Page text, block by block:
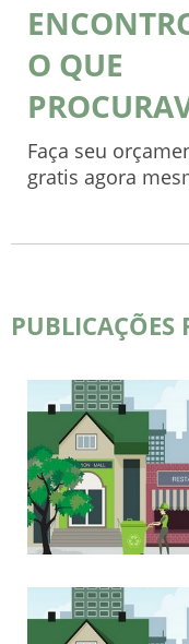
O QUE
Faça seu
gratis agora
PUBLICAÇÕES